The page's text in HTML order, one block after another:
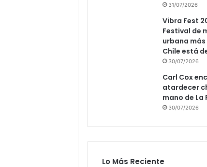
31/07/2026
Vibra Fest
Festival de
urbana
Chile está
30/07/2026
Carl Cox
atardecer
mano de La
30/07/2026
Lo Más Reciente